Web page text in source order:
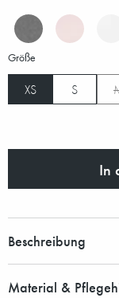
Größe
XS S
In
Beschreibung
Material &